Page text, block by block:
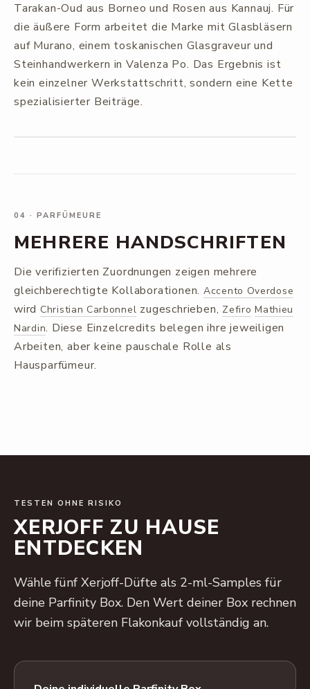
Tarakan-Oud aus Borneo und Rosen aus Kannauj. Für
die äußere Form arbeitet die Marke mit Glasbläsern
auf Murano, einem toskanischen Glasgraveur und
Steinhandwerkern in Valenza Po. Das Ergebnis ist
kein einzelner Werkstattschritt, sondern eine Kette
spezialisierter Beiträge.
04 · PARFÜMEURE
MEHRERE HANDSCHRIFTEN
Die verifizierten Zuordnungen zeigen mehrere
gleichberechtigte Kollaborationen.Accento Overdose
wird Christian Carbonnel zugeschrieben, Zefiro Mathieu
Nardin. Diese Einzelcredits belegen ihre jeweiligen
Arbeiten, aber keine pauschale Rolle als
Hausparfümeur.
TESTEN OHNE RISIKO
XERJOFF ZU HAUSE
ENTDECKEN
Wähle fünf Xerjoff-Düfte als 2-ml-Samples für
deine Parfinity Box. Den Wert deiner Box rechnen
wir beim späteren Flakonkauf vollständig an.